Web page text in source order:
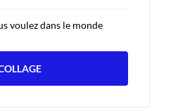
voulez dans le monde